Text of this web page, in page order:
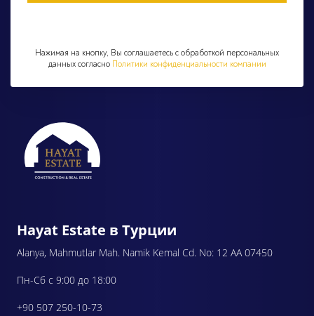
Нажимая на кнопку, Вы соглашаетесь с обработкой персональных
данных согласно Политики конфиденциальности компании
Hayat Estate в Турции
Alanya, Mahmutlar Mah. Namik Kemal Cd. No: 12 AA 07450
Пн-Сб с 9:00 до 18:00
+90 507 250-10-73